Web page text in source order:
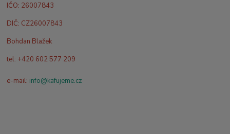
IČO: 26007843
DIČ: CZ26007843
Bohdan Blažek
tel: +420 602 577 209
e-mail: info@kafujeme.cz